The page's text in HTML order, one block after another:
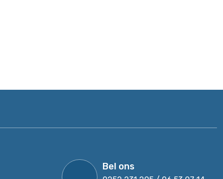
Bel ons